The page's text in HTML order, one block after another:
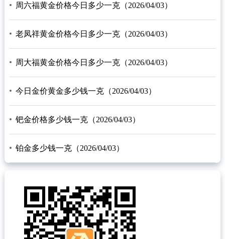
周六福黄金价格今日多少一克（2026/04/03）
老凤祥黄金价格今日多少一克（2026/04/03）
周大福黄金价格今日多少一克（2026/04/03）
今日金价黄金多少钱一克（2026/04/03）
钯金价格多少钱一克（2026/04/03）
铂金多少钱一克（2026/04/03）